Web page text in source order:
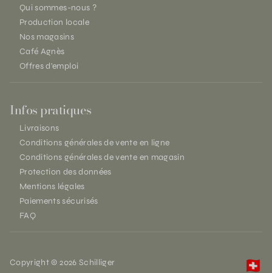
Qui sommes-nous ?
Production locale
Nos magasins
Café Agnès
Offres d'emploi
Infos pratiques
Livraisons
Conditions générales de vente en ligne
Conditions générales de vente en magasin
Protection des données
Mentions légales
Paiements sécurisés
FAQ
Copyright © 2026 Schilliger 🇨🇭